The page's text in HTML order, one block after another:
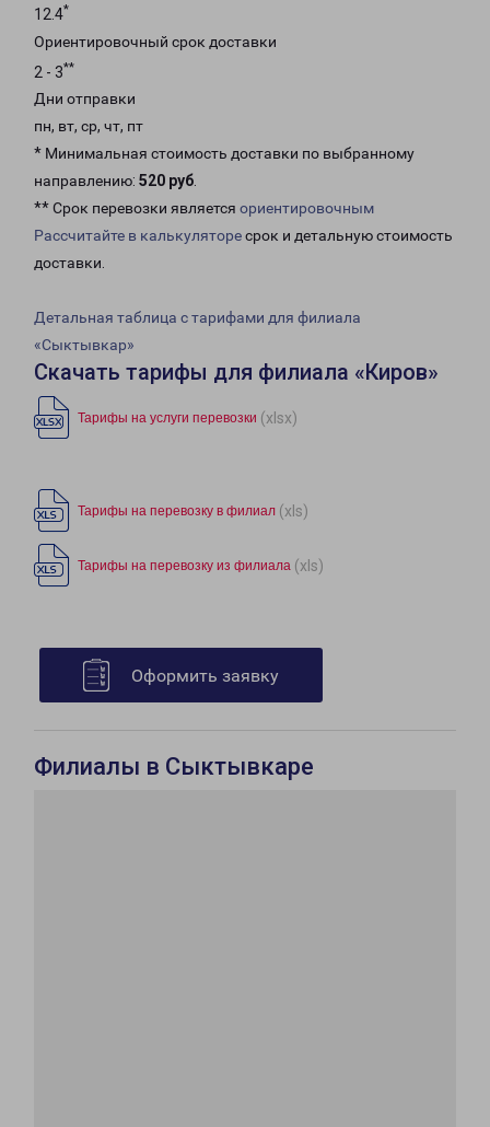
12.4*
Ориентировочный срок доставки
2 - 3**
Дни отправки
пн, вт, ср, чт, пт
* Минимальная стоимость доставки по выбранному
направлению: 520 руб.
** Срок перевозки является ориентировочным
Рассчитайте в калькуляторесрок и детальную стоимость
доставки.
Детальная таблица с тарифами для филиала
«Сыктывкар»
Скачать тарифы для филиала «Киров»
Тарифы на услуги перевозки (xlsx)
Тарифы на перевозку в филиал (xls)
Тарифы на перевозку из филиала (xls)
Оформить заявку
Филиалы в Сыктывкаре